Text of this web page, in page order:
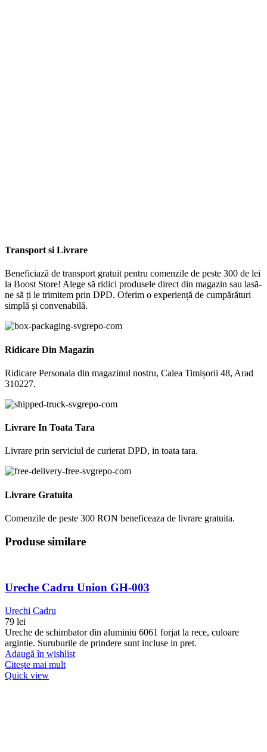
Transport si Livrare
Beneficiază de transport gratuit pentru comenzile de peste 300 de lei
la Boost Store! Alege să ridici produsele direct din magazin sau lasă-
ne să ți le trimitem prin DPD. Oferim o experiență de cumpărături
simplă și convenabilă.
Ridicare Din Magazin
Ridicare Personala din magazinul nostru, Calea Timișorii 48, Arad
310227.
Livrare In Toata Tara
Livrare prin serviciul de curierat DPD, in toata tara.
Livrare Gratuita
Comenzile de peste 300 RON beneficeaza de livrare gratuita.
Produse similare
Ureche Cadru Union GH-003
Urechi Cadru
79 lei
Ureche de schimbator din aluminiu 6061 forjat la rece, culoare
argintie. Suruburile de prindere sunt incluse in pret.
Adaugă în wishlist
Citește mai mult
Quick view